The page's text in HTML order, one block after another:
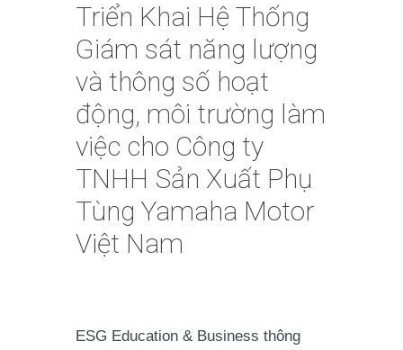
Triển Khai Hệ Thống
Giám sát năng lượng
và thông số hoạt
động, môi trường làm
việc cho Công ty
TNHH Sản Xuất Phụ
Tùng Yamaha Motor
Việt Nam
ESG Education & Business thông